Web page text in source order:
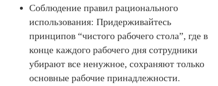
Соблюдение правил рационального
использования: Придерживайтесь
принципов “чистого рабочего стола”, где в
конце каждого рабочего дня сотрудники
убирают все ненужное, сохраняют только
основные рабочие принадлежности.